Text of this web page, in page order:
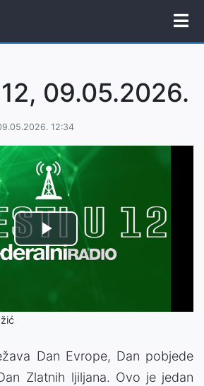
09.05.2026.
12:34
Play
Dan Evrope, Dan pobjede
Zlatnih ljiljana. Ovo je jedan